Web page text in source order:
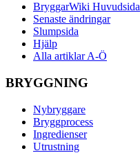
BryggarWiki Huvudsida
Senaste ändringar
Slumpsida
Hjälp
Alla artiklar A-Ö
BRYGGNING
Nybryggare
Bryggprocess
Ingredienser
Utrustning